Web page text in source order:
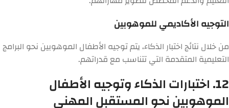
التوجيه الأكاديمي للموهوبين
من خلال نتائج اختبار الذكاء، يتم توجيه الأطفال الموهوبين نحو البرامج
التعليمية المتقدمة التي تتناسب مع قدراتهم.
12. اختبارات الذكاء وتوجيه الأطفال
الموهوبين نحو المستقبل المهني